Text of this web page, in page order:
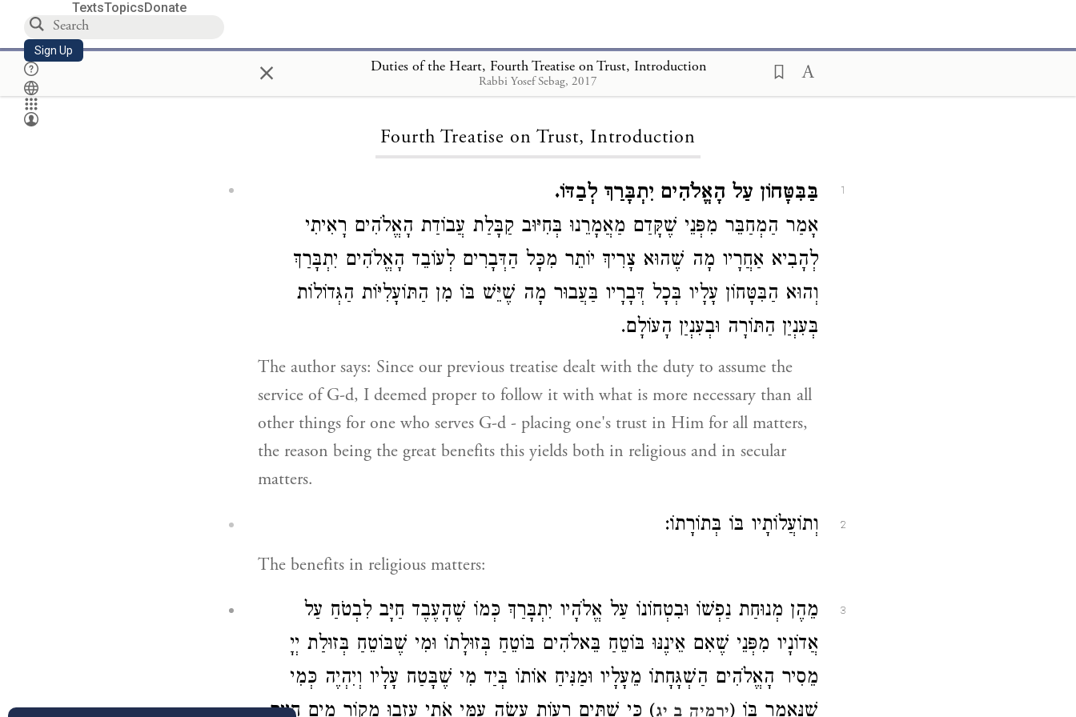
TextsTopicsDonate
Sign Up × Duties of the Heart, Fourth Treatise on Trust, Introduction
Rabbi Yosef Sebag, 2017
Loading...
Fourth Treatise on Trust, Introduction
1
בַּבִּטָּחוֹן עַל הָאֱלֹהִים יִתְבָּרַךְ לְבַדּוֹ.
אָמַר הַמְחַבֵּר מִפְּנֵי שֶׁקָּדַם מַאֲמָרֵנוּ בְּחִיּוּב קַבָּלַת עֲבוֹדַת הָאֱלֹהִים רָאִיתִי
לְהָבִיא אַחֲרָיו מָה שֶׁהוּא צָרִיךְ יוֹתֵר מִכָּל הַדְּבָרִים לְעוֹבֵד הָאֱלֹהִים יִתְבָּרַךְ
וְהוּא הַבִּטָּחוֹן עָלָיו בְּכָל דְּבָרָיו בַּעֲבוּר מָה שֶׁיֵּשׁ בּוֹ מִן הַתּוֹעָלִיּוֹת הַגְּדוֹלוֹת
בְּעִנְיַן הַתּוֹרָה וּבְעִנְיַן הָעוֹלָם.
The author says: Since our previous treatise dealt with the duty to assume the
service of G-d, I deemed proper to follow it with what is more necessary than all
other things for one who serves G-d - placing one's trust in Him for all matters,
the reason being the great benefits this yields both in religious and in secular
matters.
2 וְתוֹעֲלוֹתָיו בּוֹ בְּתוֹרָתוֹ:
The benefits in religious matters:
3
מֵהֶן מְנוּחַת נַפְשׁוֹ וּבִטְחוֹנוֹ עַל אֱלֹהָיו יִתְבָּרַךְ כְּמוֹ שֶׁהָעֶבֶד חַיָּב לִבְטֹחַ עַל
אֲדוֹנָיו מִפְּנֵי שֶׁאִם אֵינֶנּוּ בּוֹטֵחַ בֵּאלֹהִים בּוֹטֵחַ בְּזוּלָתוֹ וּמִי שֶׁבּוֹטֵחַ בְּזוּלַת יְיָ
מֵסִיר הָאֱלֹהִים הַשְׁגָּחָתוֹ מֵעָלָיו וּמַנִּיחַ אוֹתוֹ בְּיַד מִי שֶׁבָּטַח עָלָיו וְיִהְיֶה כְּמִי